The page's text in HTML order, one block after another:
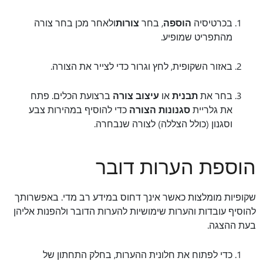
בכרטיסיה הוספה, בחר צורותולאחר מכן בחר צורה
מהתפריט שמופיע.
באזור השקופית, לחץ וגרור כדי לצייר את הצורה.
בחר אתתבניתאו עיצוב צורה ברצועת הכלים. פתח
את גלרייתסגנונות הצורה כדי להוסיף במהירות צבע
וסגנון (כולל הצללה) לצורה שנבחרה.
הוספת הערות דובר
שקופיות מומלצות כאשר אינך דחוס במידע רב מדי. באפשרותך
להוסיף עובדות והערות שימושיות להערות הדובר ולהפנות אליהן
בעת ההצגה.
כדי לפתוח את חלונית ההערות, בחלק התחתון של